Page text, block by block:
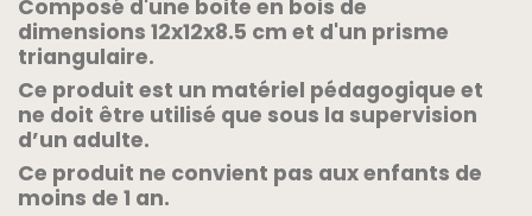
Composé d'une boite en bois de
dimensions 12x12x8.5 cm et d'un prisme
triangulaire.
Ce produit est un matériel pédagogique et
ne doit être utilisé que sous la supervision
d’un adulte.
Ce produit ne convient pas aux enfants de
moins de 1 an.